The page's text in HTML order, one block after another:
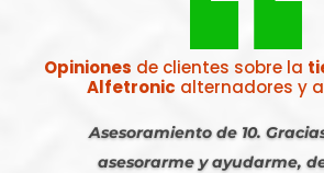
Opiniones de clientes sobre la
Alfetronic alternadores y
Asesoramiento de 10.
asesorarme y ayudarme,